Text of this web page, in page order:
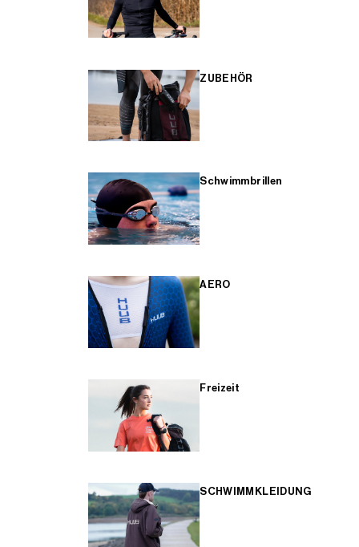
ZUBEHÖR
Schwimmbrillen
AERO
Freizeit
SCHWIMMKLEIDUNG